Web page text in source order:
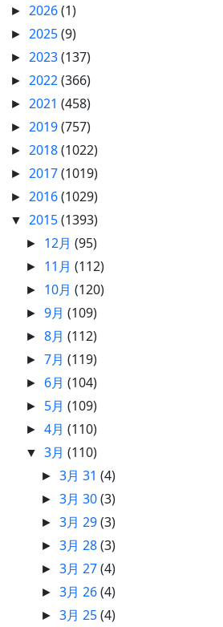
► 2026(1)
► 2025(9)
► 2023(137)
► 2022(366)
► 2021 (458)
► 2019(757)
► 2018(1022)
► 2017(1019)
► 2016(1029)
▼ 2015(1393)
► 12月(95)
► 11月(112)
► 10月(120)
►9月(109)
►8月(112)
►7月(119)
► 6月(104)
► 5月(109)
►4月(110)
▼3月(110)
►3月 31(4)
►3月 30(3)
►3月 29(3)
►3月 28(3)
►3月 27(4)
►3月 26(4)
►3月 25(4)